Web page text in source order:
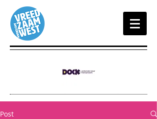
Post